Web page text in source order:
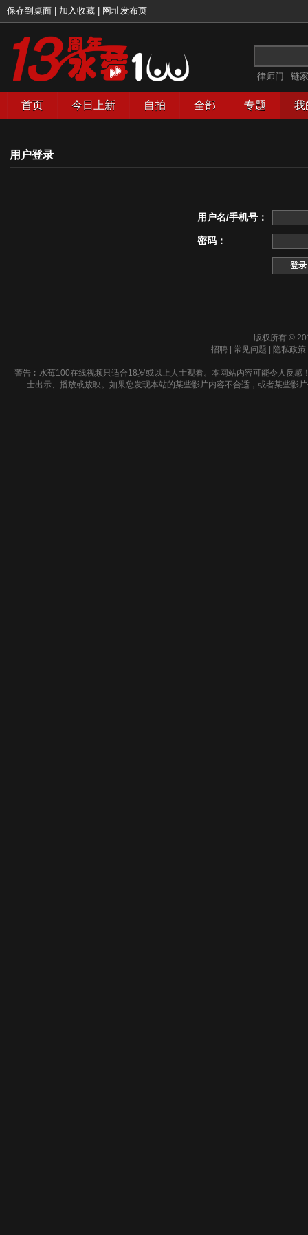
保存到桌面 加入收藏 网址发布页
律师门 链
首页 今日上新 自拍 全部 专题 我
用户登录
用户名/手机号：
密码：
版权所有 ©
招聘
常见问题 隐私政策
警告︰水莓100在线视频只适合18岁或以上人士观看。本网站内容可能令人反
士出示、播放或放映。如果您发现本站的某些影片内容不合适，或者某些